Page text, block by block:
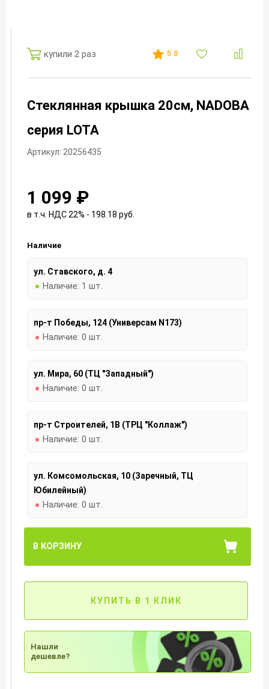
купили 2 раз 5.0
Стеклянная крышка 20см, NADOBA
серия LOTA
Артикул: 20256435
1 099 ₽
в т.ч. НДС 22% - 198.18 руб.
Наличие
ул. Ставского, д. 4
Наличие: 1 шт.
пр-т Победы, 124 (Универсам N173)
Наличие: 0 шт.
ул. Мира, 60 (ТЦ "Западный")
Наличие: 0 шт.
пр-т Строителей, 1В (ТРЦ "Коллаж")
Наличие: 0 шт.
ул. Комсомольская, 10 (Заречный, ТЦ
Юбилейный)
Наличие: 0 шт.
В КОРЗИНУ
КУПИТЬ В 1 КЛИК
Нашли
дешевле?